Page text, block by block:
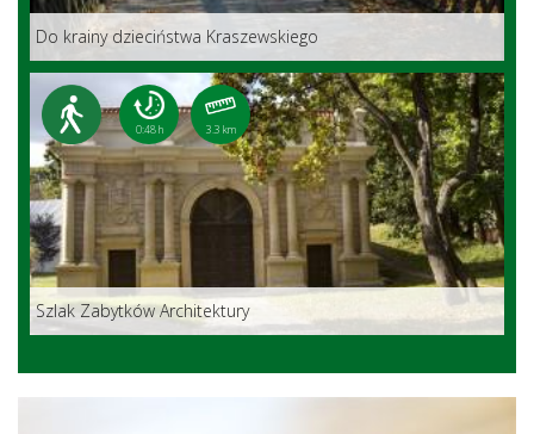
Do krainy dzieciństwa Kraszewskiego
0:48 h 3.3 km
Szlak Zabytków Architektury